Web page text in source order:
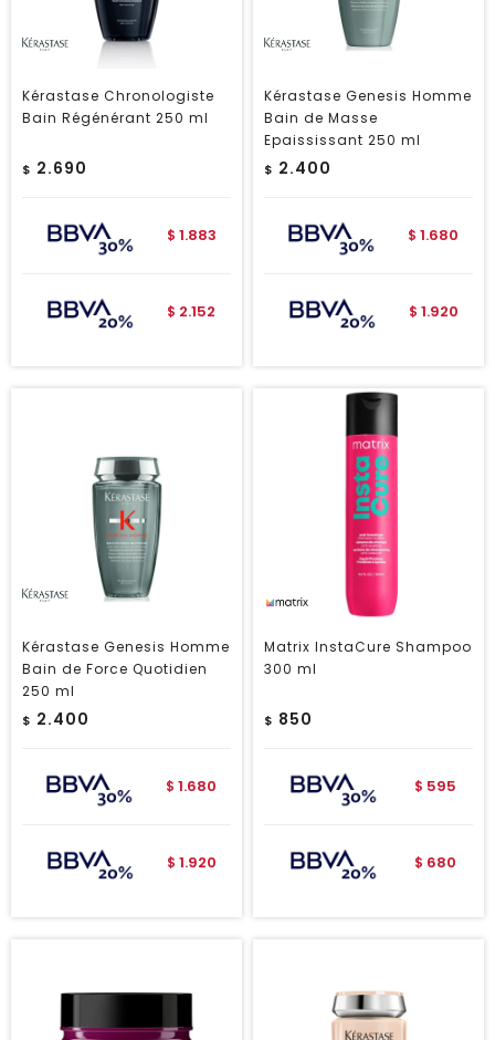
Kérastase Chronologiste
Bain Régénérant 250 ml
$ 2.690
$ 1.883
$ 2.152
Kérastase Genesis Homme
Bain de Masse
Epaississant 250 ml
$ 2.400
$ 1.680
$ 1.920
Kérastase Genesis Homme
Bain de Force Quotidien
250 ml
$ 2.400
$ 1.680
$ 1.920
Matrix InstaCure Shampoo
300 ml
$ 850
$ 595
$ 680